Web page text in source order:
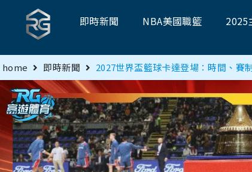
即時新聞 NBA美國職籃 2025
home 即時新聞 2027世界盃籃球卡達登場：時間、賽